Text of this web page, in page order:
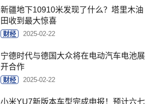
新疆地下10910米发现了什么？塔里木油
田收到最大惊喜
财经 2025-02-22
宁德时代与德国大众将在电动汽车电池展
开合作
财经 2025-02-22
小米YU7新版本车型完成申报！预计六七